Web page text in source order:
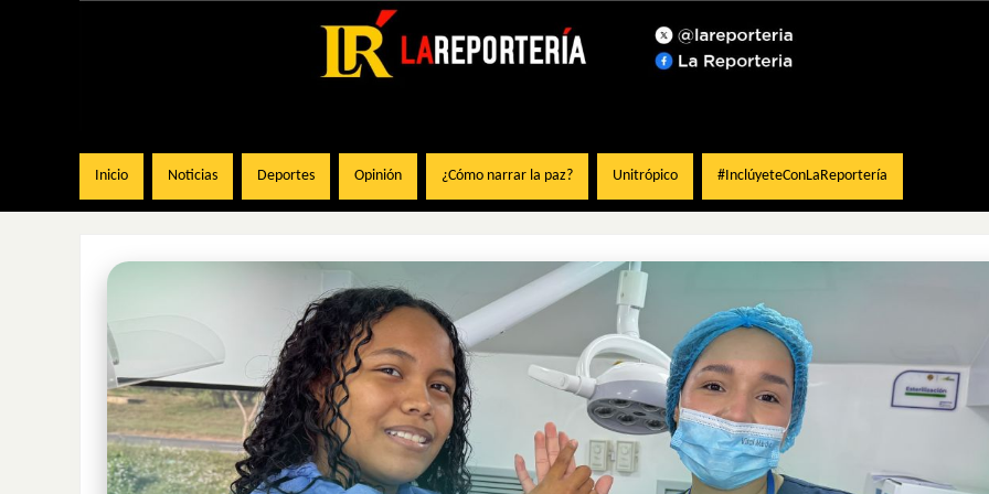
Inicio Noticias Deportes Opinión ¿Cómo narrar la paz? Unitrópico #InclúyeteConLaReportería